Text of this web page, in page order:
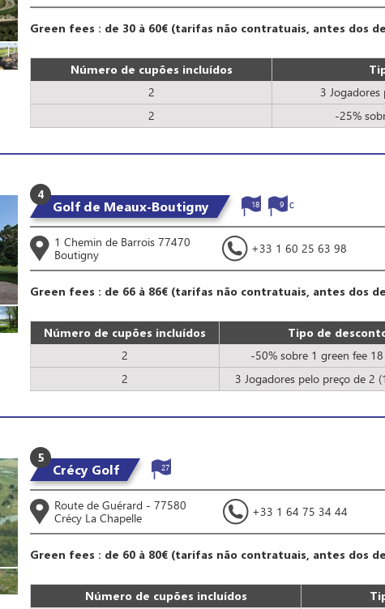
Green fees : de 30 à 60€ (tarifas não contratuais, antes dos
Número de cupões incluídos
2
3 Jogadores
2
-25%
4
Golf de Meaux-Boutigny 18 9
1 Chemin de Barrois 77470
Boutigny
+33 1 60 25 63 98
Green fees : de 66 à 86€ (tarifas não contratuais, antes dos
Número de cupões incluídos Tipo de
2
-50% sobre 1 green fee
2
3 Jogadores pelo preço de 2
5
Crécy Golf 27
Route de Guérard - 77580
Crécy La Chapelle
+33 1 64 75 34 44
Green fees : de 60 à 80€ (tarifas não contratuais, antes dos
Número de cupões incluídos